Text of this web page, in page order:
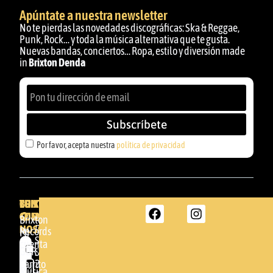
Apúntate a nuestra newsletter
No te pierdas las novedades discográficas: Ska & Reggae,
Punk, Rock… y toda la música alternativa que te gusta.
Nuevas bandas, conciertos… Ropa, estilo y diversión made
in Brixton Denda
Por favor, acepta nuestra política de privacidad
Subscríbete
BRIXTON
DENDA -
SHOP
Somera
24
BRIXTON
Brixton
Records
GBR
TU
CUENTA
Mi
cuenta
Carrito
CONTACTA
CON
NOSOTROS
Por
favor,